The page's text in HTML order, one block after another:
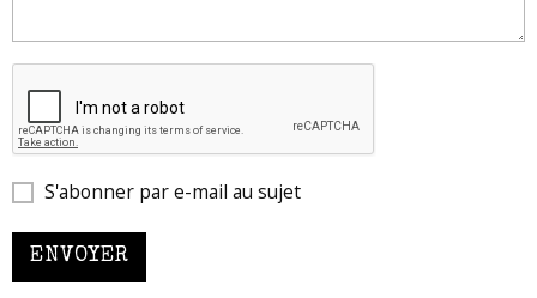
S'abonner par e-mail au sujet
ENVOYER